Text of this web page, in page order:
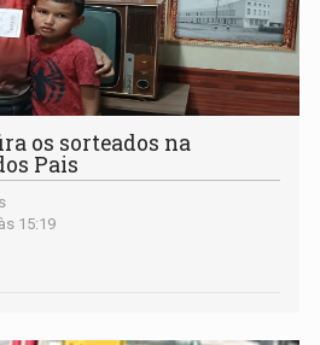
os sorteados na
Pais
15:19